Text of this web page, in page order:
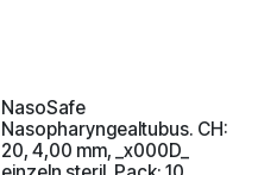
NasoSafe
Nasopharyngealtubus. CH:
20, 4,00 mm, _x000D_